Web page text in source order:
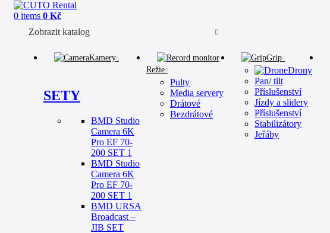
0 items 0 Kč
Zobrazit katalog
Kamery
SETY
BMD Studio
Camera 6K
Pro EF 70-
200 SET 1
BMD Studio
Camera 6K
Pro EF 70-
200 SET 1
BMD URSA
Broadcast –
JIB SET
Režie
Pulty
Media servery
Drátové
Bezdrátové
Grip
Drony
Pan/ tilt
Příslušenství
Jízdy a slidery
Příslušenství
Stabilizátory
Jeřáby